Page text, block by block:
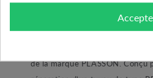
DESCRIPTION DU
de la marque PLASSON.